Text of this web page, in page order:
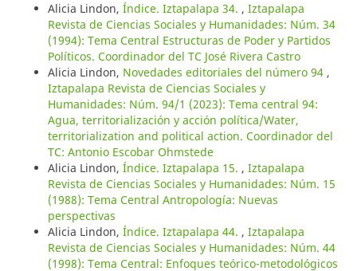
Alicia Lindon, Índice. Iztapalapa 34. , Iztapalapa
Revista de Ciencias Sociales y Humanidades: Núm. 34
(1994): Tema Central Estructuras de Poder y Partidos
Políticos. Coordinador del TC José Rivera Castro
Alicia Lindon, Novedades editoriales del número 94 ,
Iztapalapa Revista de Ciencias Sociales y
Humanidades: Núm. 94/1 (2023): Tema central 94:
Agua, territorialización y acción política/Water,
territorialization and political action. Coordinador del
TC: Antonio Escobar Ohmstede
Alicia Lindon, Índice. Iztapalapa 15. , Iztapalapa
Revista de Ciencias Sociales y Humanidades: Núm. 15
(1988): Tema Central Antropología: Nuevas
perspectivas
Alicia Lindon, Índice. Iztapalapa 44. , Iztapalapa
Revista de Ciencias Sociales y Humanidades: Núm. 44
(1998): Tema Central: Enfoques teórico-metodológicos